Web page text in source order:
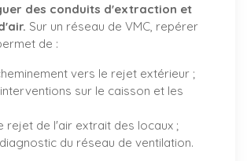
des conduits d'extraction et
Sur un réseau de VMC, repérer
de :
vers le rejet extérieur ;
sur le caisson et les
rejet de l'air extrait des locaux ;
du réseau de ventilation.